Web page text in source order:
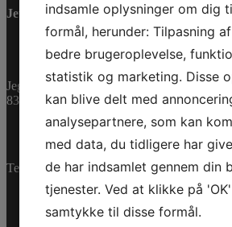
Jet-Trade Powersport
Jegstrupvej 280
8361 Hasselager
Telefon:+45 70 200 600
indsamle oplysninger om dig
formål, herunder: Tilpasning
bedre brugeroplevelse,
statistik og marketing. Disse
kan blive delt med
analysepartnere, som kan
med data, du tidligere har
de har indsamlet gennem din
tjenester. Ved at klikke på
samtykke til disse formål.